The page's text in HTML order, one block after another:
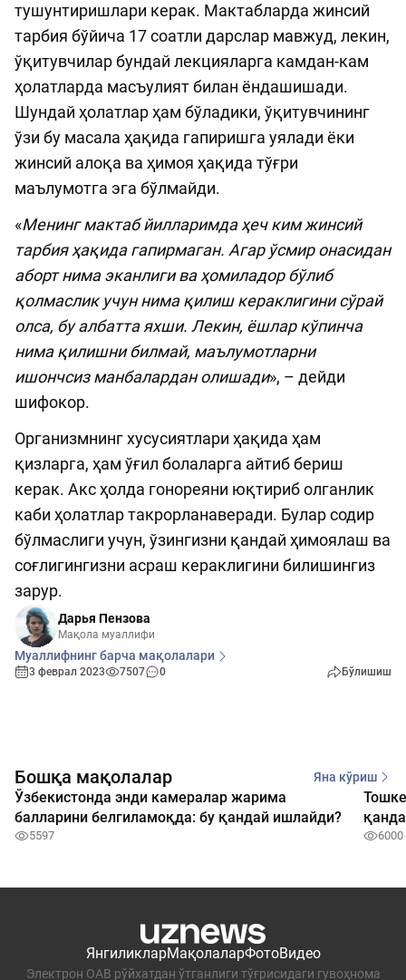
тушунтиришлари керак. Мактабларда жинсий
тарбия бўйича 17 соатли дарслар мавжуд, лекин,
ўқитувчилар бундай лекцияларга камдан-кам
ҳолатларда масъулият билан ёндашишади.
Шундай ҳолатлар ҳам бўладики, ўқитувчининг
ўзи бу масала ҳақида гапиришга уялади ёки
жинсий алоқа ва ҳимоя ҳақида тўғри
маълумотга эга бўлмайди.
«Менинг мактаб йилларимда ҳеч ким жинсий
тарбия ҳақида гапирмаган. Агар ўсмир онасидан
аборт нима эканлиги ва ҳомиладор бўлиб
қолмаслик учун нима қилиш кераклигини сўрай
олса, бу албатта яхши. Лекин, ёшлар кўпинча
нима қилишни билмай, маълумотларни
ишончсиз манбалардан олишади», – дейди
шифокор.
Организмнинг хусусиятлари ҳақида ҳам
қизларга, ҳам ўғил болаларга айтиб бериш
керак. Акс ҳолда гонореяни юқтириб олганлик
каби ҳолатлар такрорланаверади. Булар содир
бўлмаслиги учун, ўзингизни қандай ҳимоялаш ва
соғлигингизни асраш кераклигини билишингиз
зарур.
Дарья Пензова
Мақола муаллифи
Муаллифнинг барча мақолалари
3 феврал 2023 7507 0 Бўлишиш
Бошқа мақолалар Яна кўриш
Ўзбекистонда энди камералар жарима
балларини белгиламоқда: бу қандай ишлайди?
5597 6000
ЯнгиликларМақолаларФотоВидео
Электрон ОАВ рўйхатдан ўтганлиги тўғрисидаги гувоҳнома